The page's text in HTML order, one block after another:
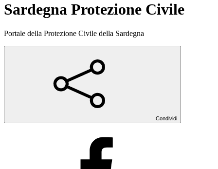
Sardegna Protezione Civile
Portale della Protezione Civile della Sardegna
Condividi